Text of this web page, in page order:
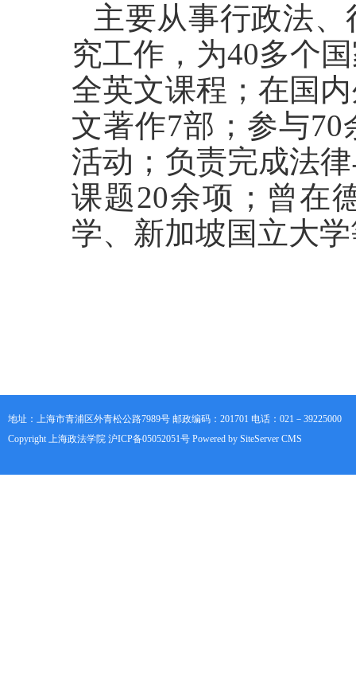
主要从事行政法
究工作，为40多个
全英文课程；在国
文著作7部；参与70
活动；负责完成法
课题20余项；曾在
学、新加坡国立大
地址：上海市青浦区外青松公路7989号 邮政编码：201701 电话：021－39225000
Copyright 上海政法学院 沪ICP备05052051号 Powered by SiteServer CMS